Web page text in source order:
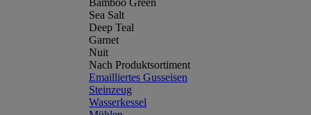
Bamboo Green
Sea Salt
Deep Teal
Garnet
Nuit
Nach Produktsortiment
Emailliertes Gusseisen
Steinzeug
Wasserkessel